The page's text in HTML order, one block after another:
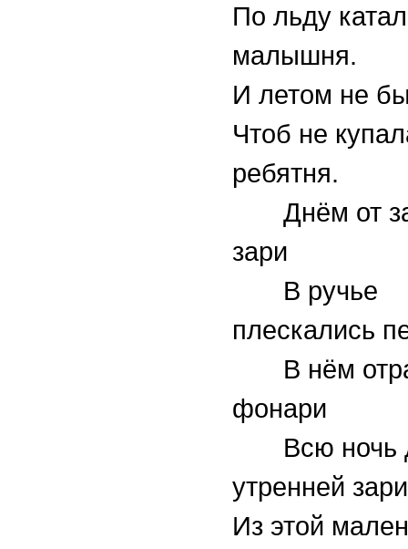
По льду
малышня.
И летом не
Чтоб не
ребятня.
Днём от
зари
В ручье
плескались
В нём
фонари
Всю ночь
утренней
Из этой